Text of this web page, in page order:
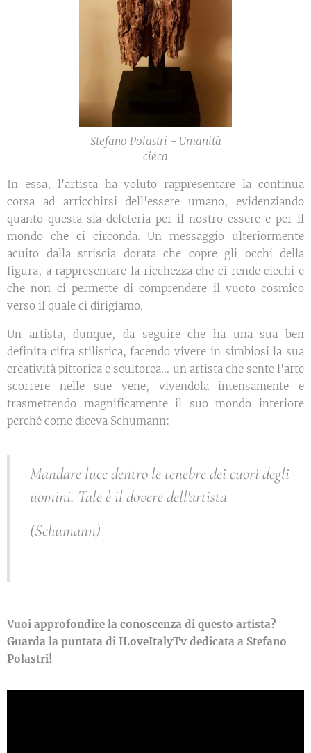
Stefano Polastri - Umanità
cieca
In essa, l'artista ha voluto rappresentare la continua
corsa ad arricchirsi dell'essere umano, evidenziando
quanto questa sia deleteria per il nostro essere e per il
mondo che ci circonda. Un messaggio ulteriormente
acuito dalla striscia dorata che copre gli occhi della
figura, a rappresentare la ricchezza che ci rende ciechi e
che non ci permette di comprendere il vuoto cosmico
verso il quale ci dirigiamo.
Un artista, dunque, da seguire che ha una sua ben
definita cifra stilistica, facendo vivere in simbiosi la sua
creatività pittorica e scultorea... un artista che sente l'arte
scorrere nelle sue vene, vivendola intensamente e
trasmettendo magnificamente il suo mondo interiore
perché come diceva Schumann:
Mandare luce dentro le tenebre dei cuori degli
uomini. Tale è il dovere dell'artista
(Schumann)
Vuoi approfondire la conoscenza di questo artista?
Guarda la puntata di ILoveItalyTv dedicata a Stefano
Polastri!